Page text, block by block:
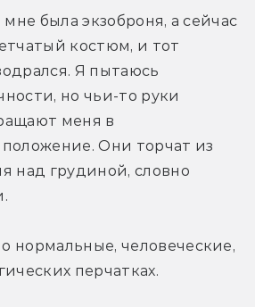
была экзоброня, а сейчас
костюм, и тот
Я пытаюсь
но чьи-то руки
меня в
положение. Они торчат из
над грудиной, словно
нормальные, человеческие,
перчатках.